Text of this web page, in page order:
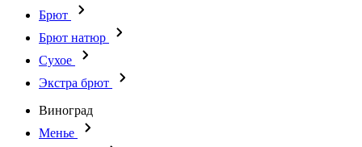
Брют
Брют натюр
Сухое
Экстра брют
Виноград
Менье